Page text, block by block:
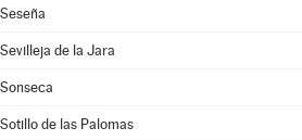
Seseña
Sevilleja de la Jara
Sonseca
Sotillo de las Palomas